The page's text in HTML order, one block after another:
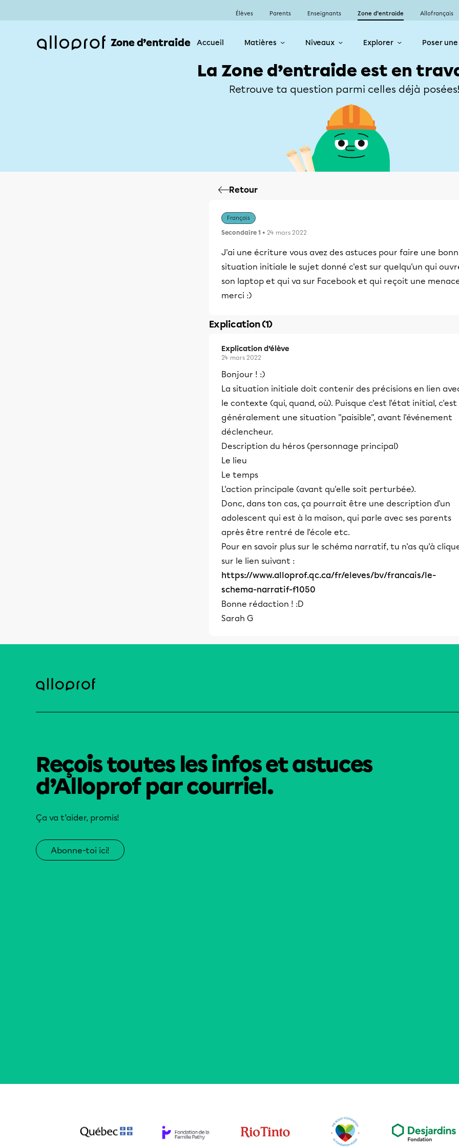
Élèves Parents Enseignants Zone d’entraide Allofrançais
Zone d’entraide Accueil Matières Niveaux Explorer Poser
La Zone d’entraide est en
Retrouve ta question parmi celles déjà
Retour
Français
Secondaire 1 • 24 mars 2022
J'ai une écriture vous avez des astuces pour faire une
situation initiale le sujet donné c'est sur quelqu'un qui
son laptop et qui va sur Facebook et qui reçoit une
merci :)
Explication (1)
Explication d’élève
24 mars 2022
Bonjour ! :)
La situation initiale doit contenir des précisions en lien
le contexte (qui, quand, où). Puisque c'est l'état initial, c'est
généralement une situation "paisible", avant l'événement
déclencheur.
Description du héros (personnage principal)
Le lieu
Le temps
L'action principale (avant qu'elle soit perturbée).
Donc, dans ton cas, ça pourrait être une description d'un
adolescent qui est à la maison, qui parle avec ses parents
après être rentré de l'école etc.
Pour en savoir plus sur le schéma narratif, tu n'as qu'à
sur le lien suivant :
https://www.alloprof.qc.ca/fr/eleves/bv/francais/le-
schema-narratif-f1050
Bonne rédaction ! :D
Sarah G
Reçois toutes les infos et astuces
d’Alloprof par courriel.
Ça va t’aider, promis!
Abonne-toi ici!